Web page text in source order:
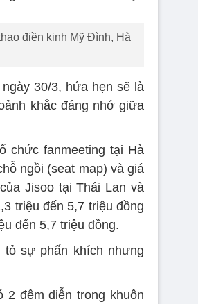
điền kinh Mỹ Đình, Hà
30/3, hứa hẹn sẽ là
khắc đáng nhớ giữa
chức fanmeeting tại Hà
ngồi (seat map) và giá
Jisoo tại Thái Lan và
triệu đến 5,7 triệu đồng
đến 5,7 triệu đồng.
tỏ sự phấn khích nhưng
2 đêm diễn trong khuôn